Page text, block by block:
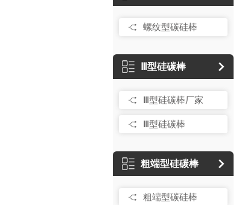
螺纹型碳硅棒
Ⅲ型硅碳棒
Ⅲ型硅碳棒厂家
Ⅲ型硅碳棒
粗端型硅碳棒
粗端型碳硅棒